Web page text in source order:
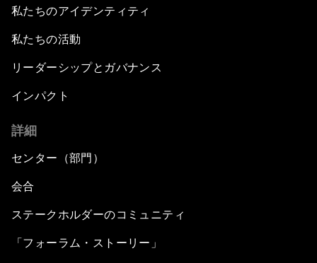
私たちのアイデンティティ
私たちの活動
リーダーシップとガバナンス
インパクト
詳細
センター（部門）
会合
ステークホルダーのコミュニティ
「フォーラム・ストーリー」